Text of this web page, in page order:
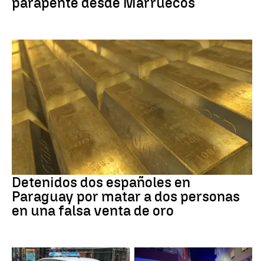
Paraguay
Detenidos dos españoles en
Paraguay por matar a dos personas
en una falsa venta de oro